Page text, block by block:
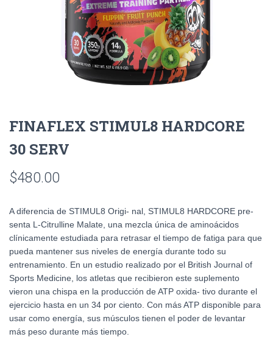
FINAFLEX STIMUL8 HARDCORE
30 SERV
$480.00
A diferencia de STIMUL8 Origi- nal, STIMUL8 HARDCORE pre-
senta L-Citrulline Malate, una mezcla única de aminoácidos
clínicamente estudiada para retrasar el tiempo de fatiga para que
pueda mantener sus niveles de energía durante todo su
entrenamiento. En un estudio realizado por el British Journal of
Sports Medicine, los atletas que recibieron este suplemento
vieron una chispa en la producción de ATP oxida- tivo durante el
ejercicio hasta en un 34 por ciento. Con más ATP disponible para
usar como energía, sus músculos tienen el poder de levantar
más peso durante más tiempo.